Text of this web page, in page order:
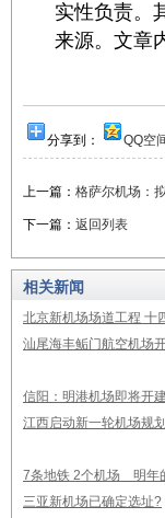
实性负责。
来源。文章
分享到： QQ空
上一篇： 格萨尔机场：
下一篇： 返回列表
相关新闻
北京新机场场道工程 十
汕尾海丰鲘门航空机场
信阳：明港机场即将开
江西启动新一轮机场规
7条地铁 2个机场 明年
三亚新机场已确定选址?